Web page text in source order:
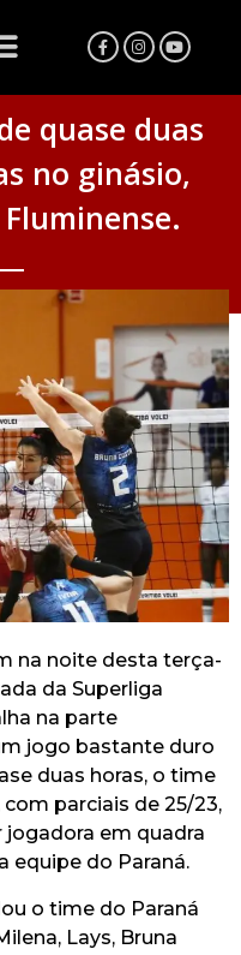
quase duas
no ginásio,
na noite desta terça-
da Superliga
na parte
jogo bastante duro
duas horas, o time
com parciais de 25/23,
jogadora em quadra
equipe do Paraná.
o time do Paraná
Lays, Bruna